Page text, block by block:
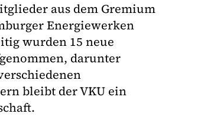
aus dem Gremium
Energiewerken
wurden 15 neue
darunter
bleibt der VKU ein